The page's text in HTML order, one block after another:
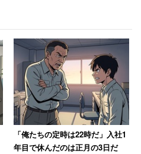
習い事で始めてみたいも
げたのは英会話で、3割近い
泳やダンス・体操と回答した
グと答えた人は2割に満たな
躍するためには、「コミュニ
えた人は60％を超えた。それ
創造力・イノベーション
「俺たちの定時は22時だ」入社1
年目で休んだのは正月の3日だ